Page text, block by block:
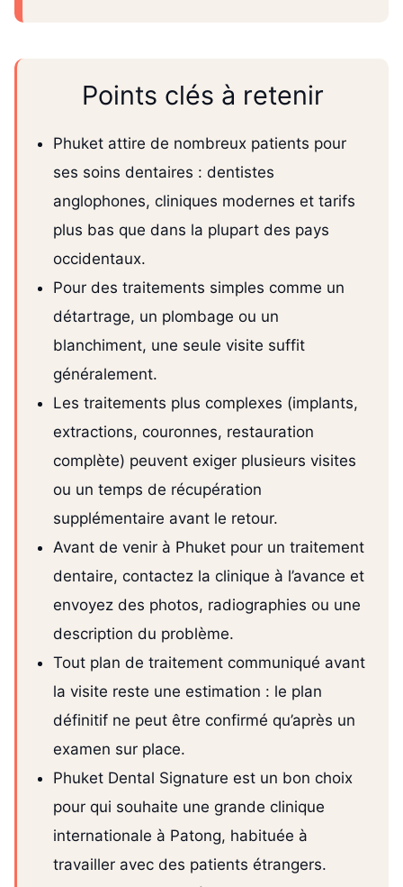
Points clés à retenir
Phuket attire de nombreux patients pour
ses soins dentaires : dentistes
anglophones, cliniques modernes et tarifs
plus bas que dans la plupart des pays
occidentaux.
Pour des traitements simples comme un
détartrage, un plombage ou un
blanchiment, une seule visite suffit
généralement.
Les traitements plus complexes (implants,
extractions, couronnes, restauration
complète) peuvent exiger plusieurs visites
ou un temps de récupération
supplémentaire avant le retour.
Avant de venir à Phuket pour un traitement
dentaire, contactez la clinique à l’avance et
envoyez des photos, radiographies ou une
description du problème.
Tout plan de traitement communiqué avant
la visite reste une estimation : le plan
définitif ne peut être confirmé qu’après un
examen sur place.
Phuket Dental Signature est un bon choix
pour qui souhaite une grande clinique
internationale à Patong, habituée à
travailler avec des patients étrangers.